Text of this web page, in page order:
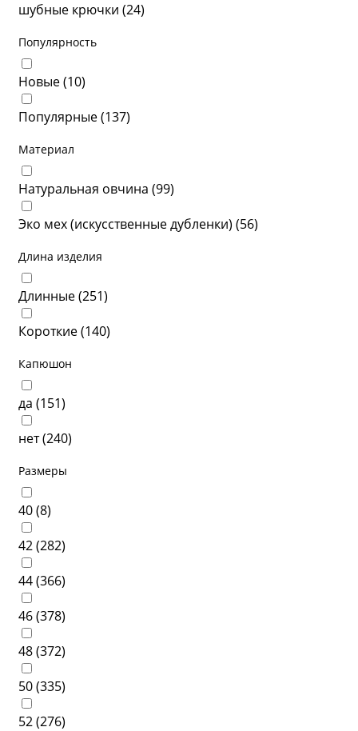
шубные крючки (24)
Популярность
Новые (10)
Популярные (137)
Материал
Натуральная овчина (99)
Эко мех (искусственные дубленки) (56)
Длина изделия
Длинные (251)
Короткие (140)
Капюшон
да (151)
нет (240)
Размеры
40 (8)
42 (282)
44 (366)
46 (378)
48 (372)
50 (335)
52 (276)